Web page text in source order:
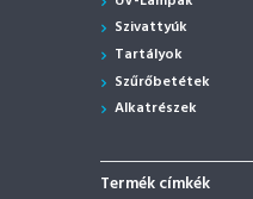
Szivattyúk
Tartályok
Szűrőbetétek
Alkatrészek
Termék címkék